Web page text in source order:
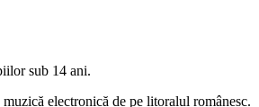
sub 14 ani.
electronică de pe litoralul românesc.